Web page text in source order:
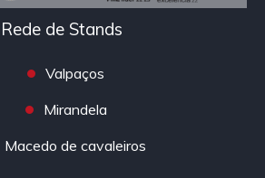
Rede de Stands
Valpaços
Mirandela
Macedo de cavaleiros